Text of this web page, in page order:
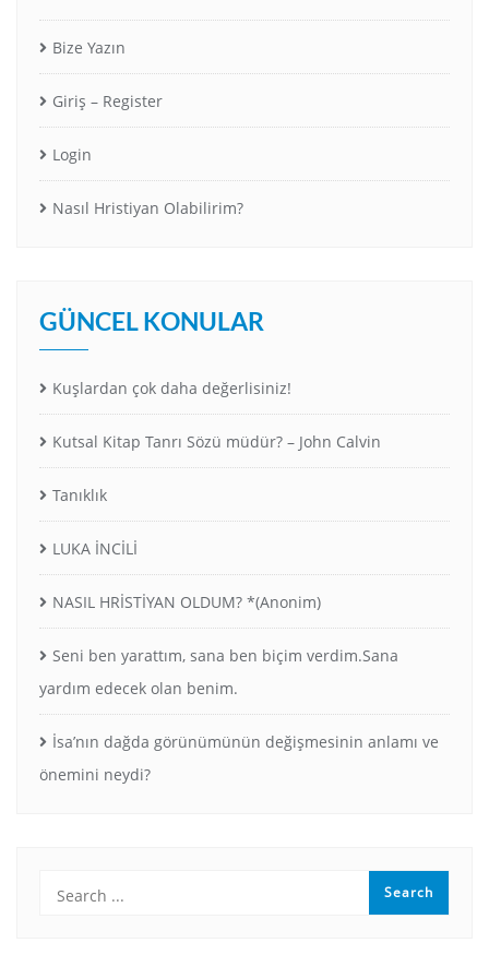
Bize Yazın
Giriş – Register
Login
Nasıl Hristiyan Olabilirim?
GÜNCEL KONULAR
Kuşlardan çok daha değerlisiniz!
Kutsal Kitap Tanrı Sözü müdür? – John Calvin
Tanıklık
LUKA İNCİLİ
NASIL HRİSTİYAN OLDUM? *(Anonim)
Seni ben yarattım, sana ben biçim verdim.Sana
yardım edecek olan benim.
İsa’nın dağda görünümünün değişmesinin anlamı ve
önemini neydi?